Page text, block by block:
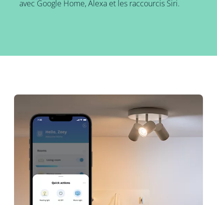
avec Google Home, Alexa et les raccourcis Siri.